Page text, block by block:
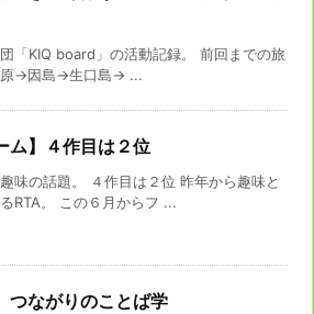
「KIQ board」の活動記録。 前回までの旅
原→因島→生口島→ ...
ム】４作目は２位
味の話題。 ４作目は２位 昨年から趣味と
RTA。 この６月からフ ...
つながりのことば学